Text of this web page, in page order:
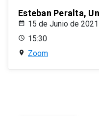
Esteban Peralta,
15 de Junio de 2021
15:30
Zoom